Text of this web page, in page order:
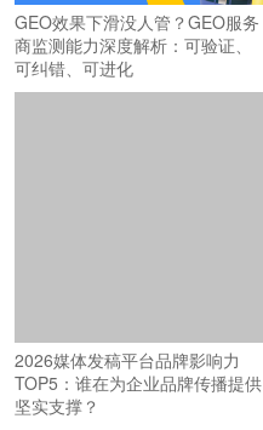
GEO效果下滑没人管？GEO服务
商监测能力深度解析：可验证、
可纠错、可进化
2026媒体发稿平台品牌影响力
TOP5：谁在为企业品牌传播提供
坚实支撑？